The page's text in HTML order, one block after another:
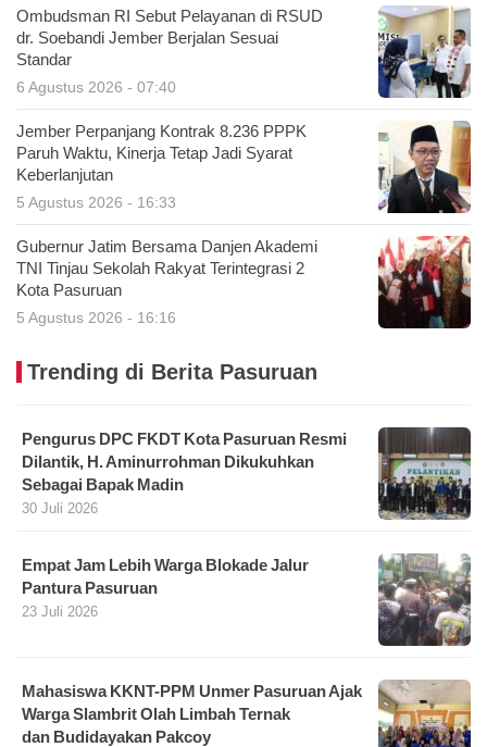
Ombudsman RI Sebut Pelayanan di RSUD
dr. Soebandi Jember Berjalan Sesuai
Standar
6 Agustus 2026 - 07:40
Jember Perpanjang Kontrak 8.236 PPPK
Paruh Waktu, Kinerja Tetap Jadi Syarat
Keberlanjutan
5 Agustus 2026 - 16:33
Gubernur Jatim Bersama Danjen Akademi
TNI Tinjau Sekolah Rakyat Terintegrasi 2
Kota Pasuruan
5 Agustus 2026 - 16:16
Trending di Berita Pasuruan
Pengurus DPC FKDT Kota Pasuruan Resmi
Dilantik, H. Aminurrohman Dikukuhkan
Sebagai Bapak Madin
30 Juli 2026
Empat Jam Lebih Warga Blokade Jalur
Pantura Pasuruan
23 Juli 2026
Mahasiswa KKNT-PPM Unmer Pasuruan Ajak
Warga Slambrit Olah Limbah Ternak
dan Budidayakan Pakcoy